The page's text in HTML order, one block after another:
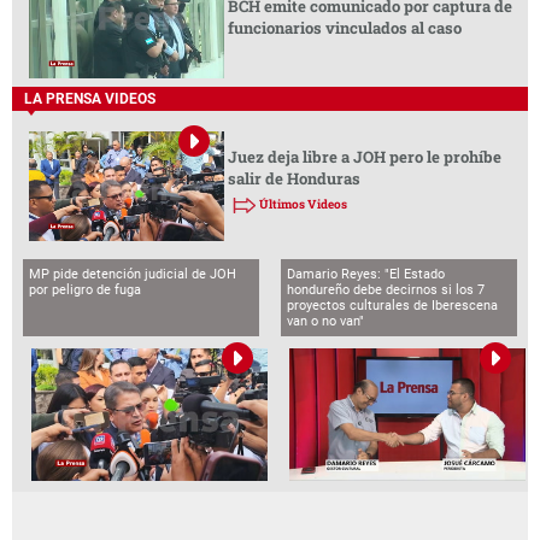
LA PRENSA VIDEOS
BCH emite comunicado por captura de
funcionarios vinculados al caso
LA PRENSA VIDEOS
Juez deja libre a JOH pero le prohíbe
salir de Honduras